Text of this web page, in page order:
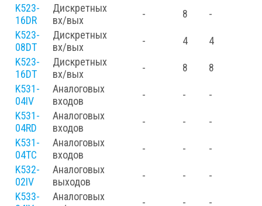
K523-
16DR
Дискретных
вх/вых
- 8
-
K523-
08DT
Дискретных
вх/вых
- 4
4
K523-
16DT
Дискретных
вх/вых
- 8
8
K531-
04IV
Аналоговых
входов
- -
-
K531-
04RD
Аналоговых
входов
- -
-
K531-
04TC
Аналоговых
входов
- -
-
K532-
02IV
Аналоговых
выходов
- -
-
K533-
Аналоговых
- - -